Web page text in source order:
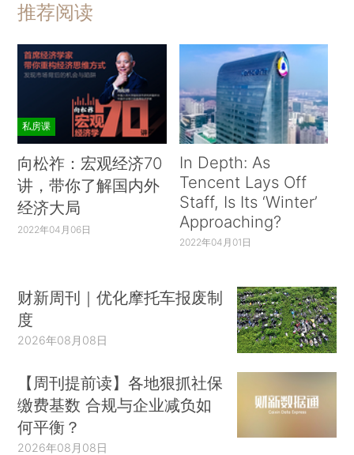
推荐阅读
私房课
向松祚：宏观经济70
讲，带你了解国内外
经济大局
2022年04月06日
In Depth: As
Tencent Lays Off
Staff, Is Its ‘Winter’
Approaching?
2022年04月01日
财新周刊｜优化摩托车报废制
度
2026年08月08日
【周刊提前读】各地狠抓社保
缴费基数 合规与企业减负如
何平衡？
2026年08月08日